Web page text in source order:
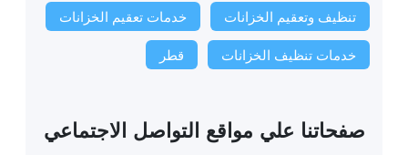
تنظيف وتعقيم الخزانات خدمات تعقيم الخزانات
خدمات تنظيف الخزانات قطر
صفحاتنا علي مواقع التواصل الاجتماعي